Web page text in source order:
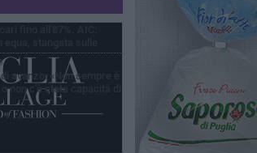
avanzo: «Non sempre è
non c'è stata capacità di
troppo alte»